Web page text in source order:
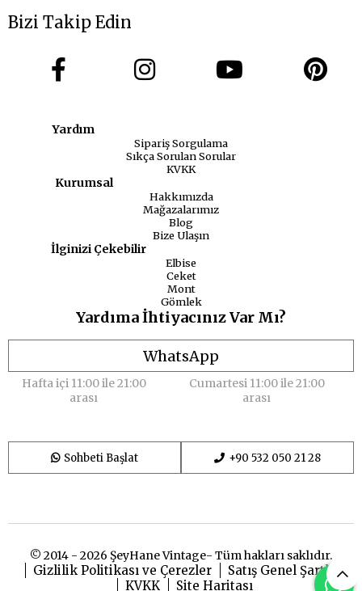
Bizi Takip Edin
Yardım
Sipariş Sorgulama
Sıkça Sorulan Sorular
KVKK
Kurumsal
Hakkımızda
Mağazalarımız
Blog
Bize Ulaşın
İlginizi Çekebilir
Elbise
Ceket
Mont
Gömlek
Yardıma İhtiyacınız Var Mı?
WhatsApp
Hafta içi 11:00 ile 21:00
arası
Cumartesi 11:00 ile 21:00
arası
Sohbeti Başlat +90 532 050 21 28
© 2014 - 2026 ŞeyHane Vintage- Tüm hakları saklıdır.
Gizlilik Politikası ve Çerezler
Satış Genel Şartları
KVKK
Site Haritası